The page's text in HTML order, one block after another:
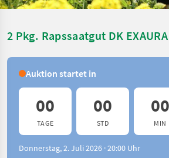
2 Pkg. Rapssaatgut DK EXAURA
Auktion startet in
00
TAGE
00
STD
00
MIN
Donnerstag, 2. Juli 2026 · 20:00 Uhr